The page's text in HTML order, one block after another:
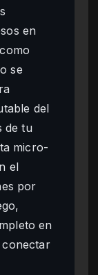
en
se
del
de tu
micro-
el
por
en